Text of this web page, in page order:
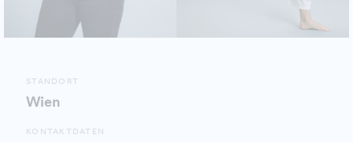
STANDORT
Wien
KONTAKTDATEN